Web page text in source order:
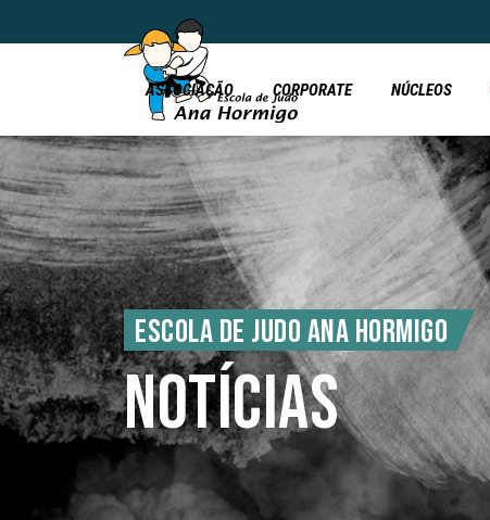
ASSOCIAÇÃO CORPORATE NÚCLEOS
ESCOLA DE JUDO ANA HORMIGO
NOTÍCIAS